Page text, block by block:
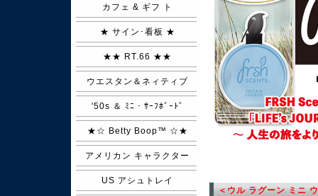
＜ウル ラグーン ミニ
カフェ & ギフ ト
★ サイン･看板 ★
★★ RT.66 ★★
ウエスタン＆ネィティブ
'50s ＆ ﾐﾆ・ｻｰﾌﾎﾞｰﾄﾞ
★☆ Betty Boop™ ☆★
アメリカン キャラクター
US アシュトレイ